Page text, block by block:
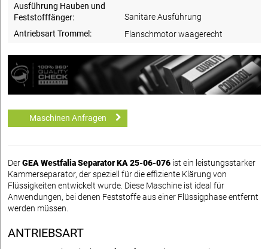
Ausführung Hauben und
Feststofffänger:
Sanitäre Ausführung
Antriebsart Trommel:
Flanschmotor waagerecht
Maschinen Anfragen
DerGEA Westfalia Separator KA 25-06-076 ist ein leistungsstarker
Kammerseparator, der speziell für die effiziente Klärung von
Flüssigkeiten entwickelt wurde. Diese Maschine ist ideal für
Anwendungen, bei denen Feststoffe aus einer Flüssigphase entfernt
werden müssen.
ANTRIEBSART